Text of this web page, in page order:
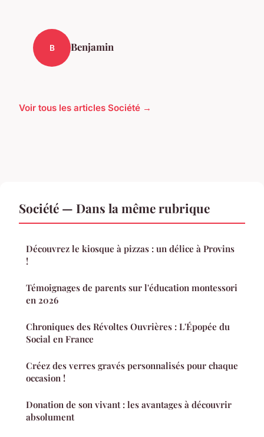
B Benjamin
Voir tous les articles Société →
Société — Dans la même rubrique
Découvrez le kiosque à pizzas : un délice à Provins
!
Témoignages de parents sur l'éducation montessori
en 2026
Chroniques des Révoltes Ouvrières : L'Épopée du
Social en France
Créez des verres gravés personnalisés pour chaque
occasion !
Donation de son vivant : les avantages à découvrir
absolument